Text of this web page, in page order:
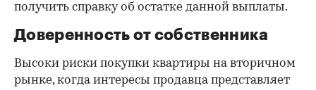
получить справку об остатке данной выплаты.
Доверенность от собственника
Высоки риски покупки квартиры на вторичном
рынке, когда интересы продавца представляет